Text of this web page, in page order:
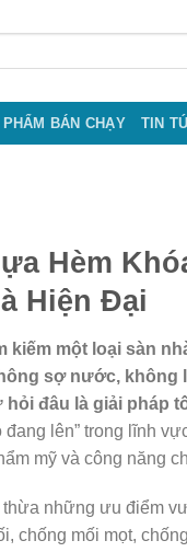
BÁN CHẠY TIN
Hèm
Hiện Đại
kiếm một loại sàn
sợ nước, không
đâu là giải pháp
đang lên” trong lĩnh
mỹ và công năng
thừa những ưu điểm
chống mối mọt,